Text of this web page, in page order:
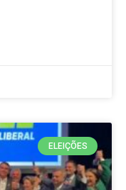
ELEIÇÕES